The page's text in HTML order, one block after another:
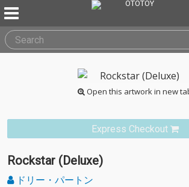
Open this artwork in new
Express Checkout
Rockstar (Deluxe)
ドリー・パートン